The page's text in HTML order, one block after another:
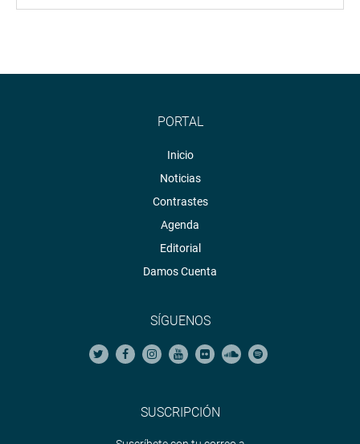
PORTAL
Inicio
Noticias
Contrastes
Agenda
Editorial
Damos Cuenta
SÍGUENOS
SUSCRIPCIÓN